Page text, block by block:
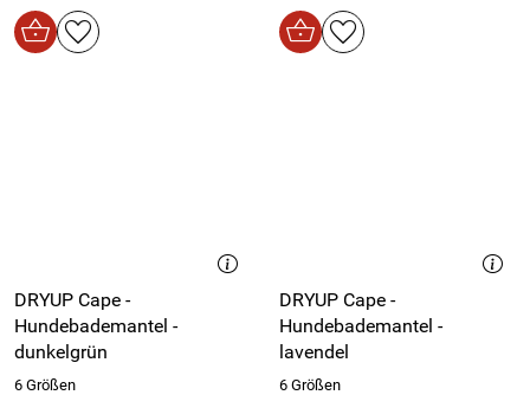
DRYUP Cape -
Hundebademantel -
dunkelgrün
6 Größen
DRYUP Cape -
Hundebademantel -
lavendel
6 Größen